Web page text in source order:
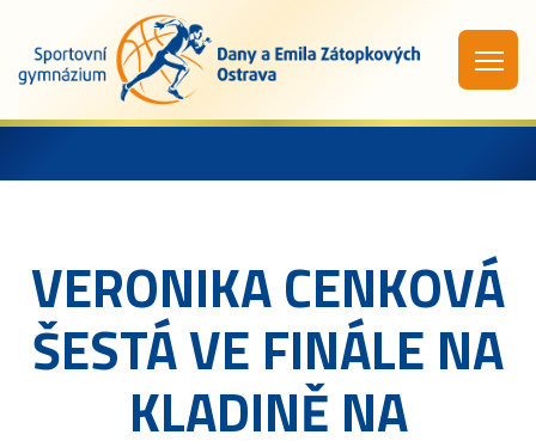
VERONIKA CENKOVÁ
ŠESTÁ VE FINÁLE NA
KLADINĚ NA